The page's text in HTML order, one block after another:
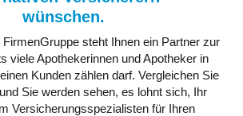
wünschen.
steht Ihnen ein Partner zur
viele Apothekerinnen und Apotheker in
Kunden zählen darf. Vergleichen Sie
Sie werden sehen, es lohnt sich, Ihr
Versicherungsspezialisten für Ihren